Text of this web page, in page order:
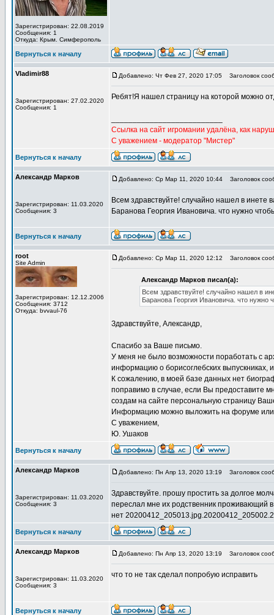
Зарегистрирован: 22.08.2019
Сообщения: 1
Откуда: Крым. Симферополь
Вернуться к началу
Vladimir88
Зарегистрирован: 27.02.2020
Сообщения: 1
Добавлено: Чт Фев 27, 2020 17:05 Заголовок
Ребят!Я нашел страницу на которой можно
Ссылка на сайт игромании удалёна, как
С уважением - модератор "Мистер"
Вернуться к началу
Александр Марков
Зарегистрирован: 11.03.2020
Сообщения: 3
Добавлено: Ср Мар 11, 2020 10:44 Заголовок
Всем здравствуйте! случайно нашел в инете
Баранова Георгия Ивановича. что нужно
Вернуться к началу
root
Site Admin
Зарегистрирован: 12.12.2006
Сообщения: 3712
Откуда: bvvaul-76
Добавлено: Ср Мар 11, 2020 12:12 Заголовок
Александр Марков писал(а):
Всем здравствуйте! случайно нашел в
Баранова Георгия Ивановича. что нужно
Здравствуйте, Александр,
Спасибо за Ваше письмо.
У меня не было возможности поработать с
информацию о борисоглебских выпускниках,
К сожалению, в моей базе данных нет
поправимо в случае, если Вы предоставите
создам на сайте персональную страницу
Информацию можно выложить на форуме
С уважением,
Ю. Ушаков
Вернуться к началу
Александр Марков
Зарегистрирован: 11.03.2020
Сообщения: 3
Добавлено: Пн Апр 13, 2020 13:19 Заголовок
Здравствуйте. прошу простить за долгое
переслал мне их родственник проживающий
нет
Вернуться к началу
Александр Марков
Зарегистрирован: 11.03.2020
Сообщения: 3
Добавлено: Пн Апр 13, 2020 13:19 Заголовок
что то не так сделал попробую исправить
Вернуться к началу